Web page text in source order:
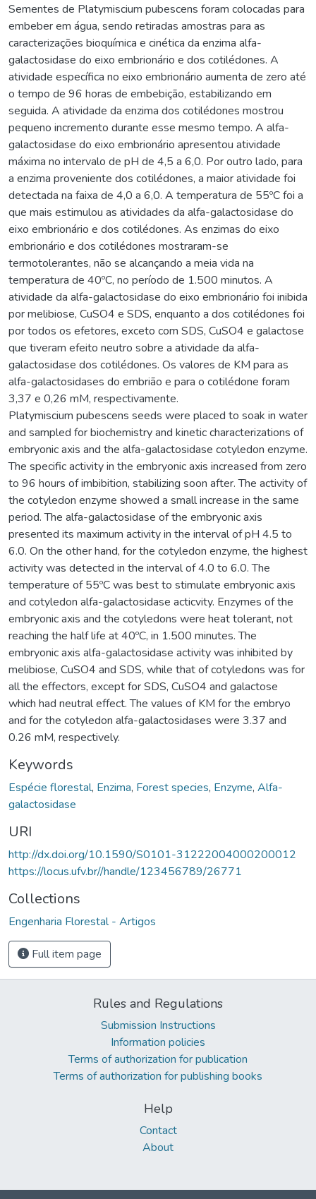
Sementes de Platymiscium pubescens foram colocadas para
embeber em água, sendo retiradas amostras para as
caracterizações bioquímica e cinética da enzima alfa-
galactosidase do eixo embrionário e dos cotilédones. A
atividade específica no eixo embrionário aumenta de zero até
o tempo de 96 horas de embebição, estabilizando em
seguida. A atividade da enzima dos cotilédones mostrou
pequeno incremento durante esse mesmo tempo. A alfa-
galactosidase do eixo embrionário apresentou atividade
máxima no intervalo de pH de 4,5 a 6,0. Por outro lado, para
a enzima proveniente dos cotilédones, a maior atividade foi
detectada na faixa de 4,0 a 6,0. A temperatura de 55ºC foi a
que mais estimulou as atividades da alfa-galactosidase do
eixo embrionário e dos cotilédones. As enzimas do eixo
embrionário e dos cotilédones mostraram-se
termotolerantes, não se alcançando a meia vida na
temperatura de 40ºC, no período de 1.500 minutos. A
atividade da alfa-galactosidase do eixo embrionário foi inibida
por melibiose, CuSO4 e SDS, enquanto a dos cotilédones foi
por todos os efetores, exceto com SDS, CuSO4 e galactose
que tiveram efeito neutro sobre a atividade da alfa-
galactosidase dos cotilédones. Os valores de KM para as
alfa-galactosidases do embrião e para o cotilédone foram
3,37 e 0,26 mM, respectivamente.
Platymiscium pubescens seeds were placed to soak in water
and sampled for biochemistry and kinetic characterizations of
embryonic axis and the alfa-galactosidase cotyledon enzyme.
The specific activity in the embryonic axis increased from zero
to 96 hours of imbibition, stabilizing soon after. The activity of
the cotyledon enzyme showed a small increase in the same
period. The alfa-galactosidase of the embryonic axis
presented its maximum activity in the interval of pH 4.5 to
6.0. On the other hand, for the cotyledon enzyme, the highest
activity was detected in the interval of 4.0 to 6.0. The
temperature of 55ºC was best to stimulate embryonic axis
and cotyledon alfa-galactosidase acticvity. Enzymes of the
embryonic axis and the cotyledons were heat tolerant, not
reaching the half life at 40ºC, in 1.500 minutes. The
embryonic axis alfa-galactosidase activity was inhibited by
melibiose, CuSO4 and SDS, while that of cotyledons was for
all the effectors, except for SDS, CuSO4 and galactose
which had neutral effect. The values of KM for the embryo
and for the cotyledon alfa-galactosidases were 3.37 and
0.26 mM, respectively.
Keywords
Espécie florestal, Enzima, Forest species, Enzyme, Alfa-
galactosidase
URI
http://dx.doi.org/10.1590/S0101-31222004000200012
https://locus.ufv.br//handle/123456789/26771
Collections
Engenharia Florestal - Artigos
Full item page
Rules and Regulations
Submission Instructions
Information policies
Terms of authorization for publication
Terms of authorization for publishing books
Help
Contact
About